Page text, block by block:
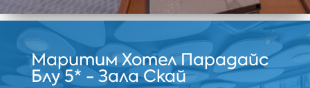
Маритим Хотел Парадайс
Блу 5* - Зала Скай